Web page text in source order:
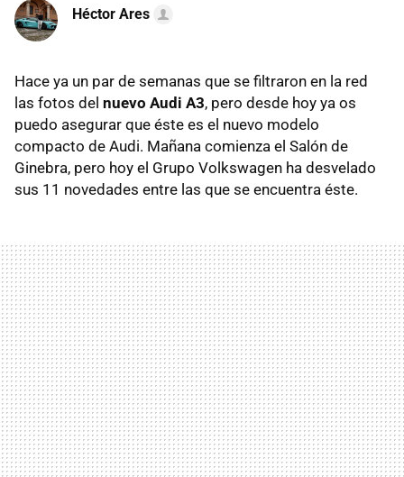
Héctor Ares
Hace ya un par de semanas que se filtraron en la red
las fotos del nuevo Audi A3, pero desde hoy ya os
puedo asegurar que éste es el nuevo modelo
compacto de Audi. Mañana comienza el Salón de
Ginebra, pero hoy el Grupo Volkswagen ha desvelado
sus 11 novedades entre las que se encuentra éste.